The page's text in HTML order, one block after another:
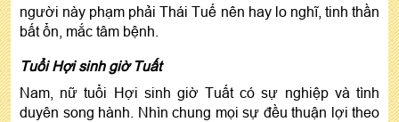
người này phạm phải Thái Tuế nên hay lo nghĩ, tinh thần
bất ổn, mắc tâm bệnh.
Tuổi Hợi sinh giờ Tuất
Nam, nữ tuổi Hợi sinh giờ Tuất có sự nghiệp và tình
duyên song hành. Nhìn chung mọi sự đều thuận lợi theo